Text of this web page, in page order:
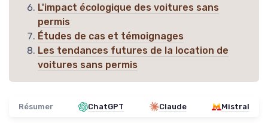
L'impact écologique des voitures sans
permis
Études de cas et témoignages
Les tendances futures de la location de
voitures sans permis
Résumer ChatGPT Claude Mistral